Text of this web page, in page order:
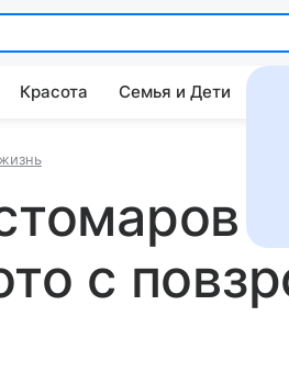
Красота Семья и Дети
с